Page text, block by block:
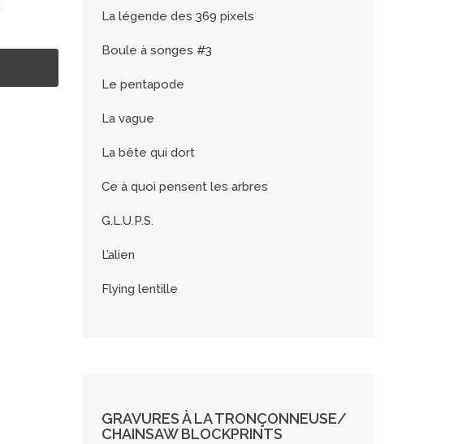
La légende des 369 pixels
Boule à songes #3
Le pentapode
La vague
La bête qui dort
Ce à quoi pensent les arbres
G.L.U.P.S.
L’alien
Flying lentille
GRAVURES À LA TRONÇONNEUSE/
CHAINSAW BLOCKPRINTS